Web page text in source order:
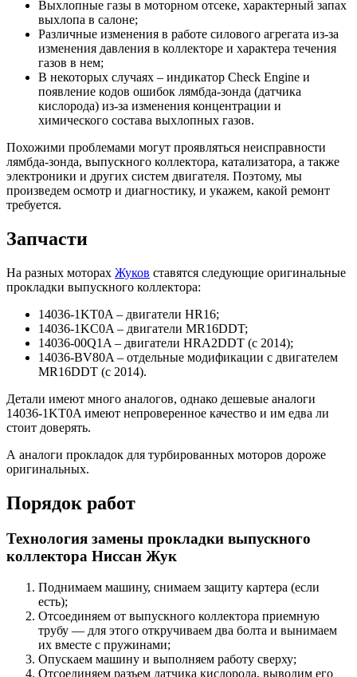
Выхлопные газы в моторном отсеке, характерный запах
выхлопа в салоне;
Различные изменения в работе силового агрегата из-за
изменения давления в коллекторе и характера течения
газов в нем;
В некоторых случаях – индикатор Check Engine и
появление кодов ошибок лямбда-зонда (датчика
кислорода) из-за изменения концентрации и
химического состава выхлопных газов.
Похожими проблемами могут проявляться неисправности
лямбда-зонда, выпускного коллектора, катализатора, а также
электроники и других систем двигателя. Поэтому, мы
произведем осмотр и диагностику, и укажем, какой ремонт
требуется.
Запчасти
На разных моторах Жуков ставятся следующие оригинальные
прокладки выпускного коллектора:
14036-1KT0A – двигатели HR16;
14036-1KC0A – двигатели MR16DDT;
14036-00Q1A – двигатели HRA2DDT (с 2014);
14036-BV80A – отдельные модификации с двигателем
MR16DDT (с 2014).
Детали имеют много аналогов, однако дешевые аналоги
14036-1KT0A имеют непроверенное качество и им едва ли
стоит доверять.
А аналоги прокладок для турбированных моторов дороже
оригинальных.
Порядок работ
Технология замены прокладки выпускного
коллектора Ниссан Жук
Поднимаем машину, снимаем защиту картера (если
есть);
Отсоединяем от выпускного коллектора приемную
трубу — для этого откручиваем два болта и вынимаем
их вместе с пружинами;
Опускаем машину и выполняем работу сверху;
Отсоединяем разъем датчика кислорода, выводим его